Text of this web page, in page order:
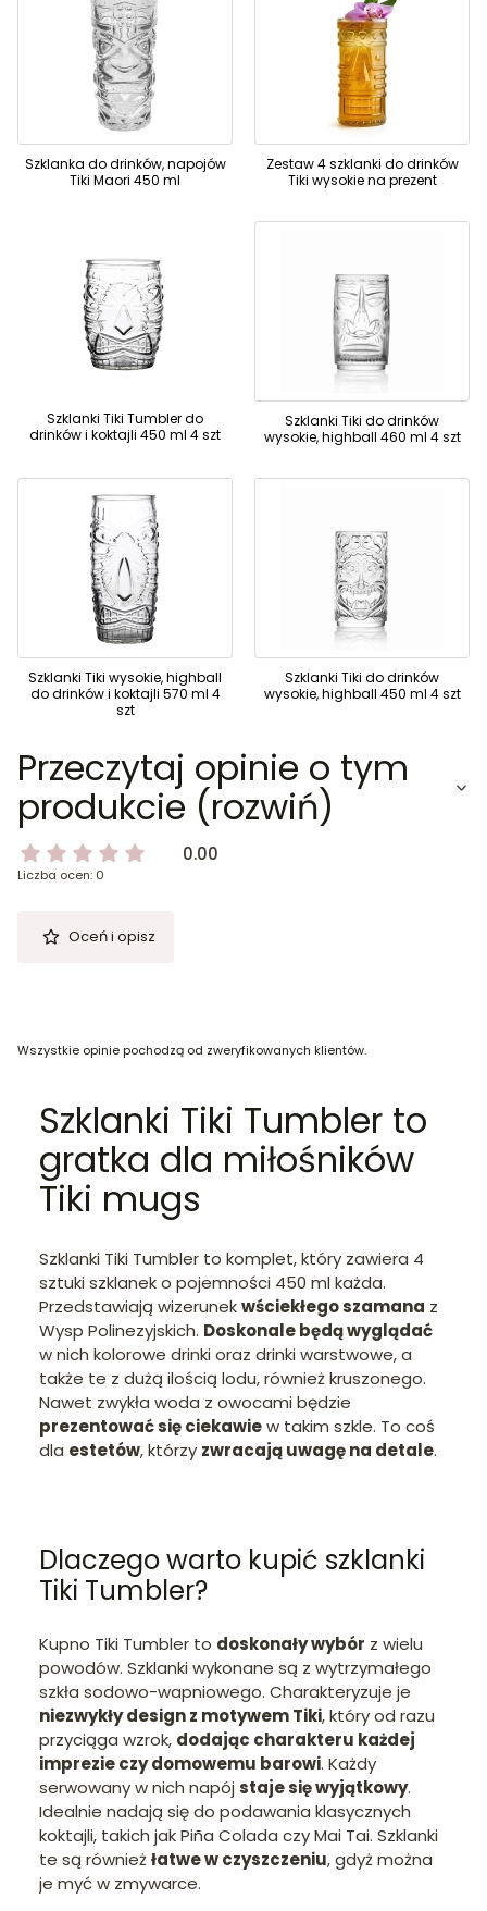
Szklanka do drinków, napojów
Tiki Maori 450 ml
Zestaw 4 szklanki do drinków
Tiki wysokie na prezent
Szklanki Tiki Tumbler do
drinków i koktajli 450 ml 4 szt
Szklanki Tiki do drinków
wysokie, highball 460 ml 4 szt
Szklanki Tiki wysokie, highball
do drinków i koktajli 570 ml 4
szt
Szklanki Tiki do drinków
wysokie, highball 450 ml 4 szt
Przeczytaj opinie o tym
produkcie (rozwiń)
0.00
Liczba ocen: 0
Oceń i opisz
Wszystkie opinie pochodzą od zweryfikowanych klientów.
Szklanki Tiki Tumbler to
gratka dla miłośników
Tiki mugs
Szklanki Tiki Tumbler to komplet, który zawiera 4
sztuki szklanek o pojemności 450 ml każda.
Przedstawiają wizerunekwściekłego szamana z
Wysp Polinezyjskich. Doskonale będą wyglądać
w nich kolorowe drinki oraz drinki warstwowe, a
także te z dużą ilością lodu, również kruszonego.
Nawet zwykła woda z owocami będzie
prezentować się ciekawiew takim szkle. To coś
dla estetów, którzy zwracają uwagę na detale.
Dlaczego warto kupić szklanki
Tiki Tumbler?
Kupno Tiki Tumbler to doskonały wybór z wielu
powodów. Szklanki wykonane są z wytrzymałego
szkła sodowo-wapniowego. Charakteryzuje je
niezwykły design z motywem Tiki, który od razu
przyciąga wzrok, dodając charakteru każdej
imprezie czy domowemu barowi. Każdy
serwowany w nich napójstaje się wyjątkowy.
Idealnie nadają się do podawania klasycznych
koktajli, takich jak Piña Colada czy Mai Tai. Szklanki
te są równieżłatwe w czyszczeniu, gdyż można
je myć w zmywarce.